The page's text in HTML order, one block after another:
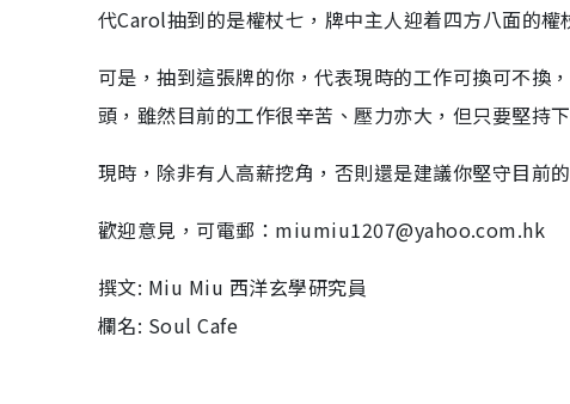
代Carol抽到的是權杖七，牌中主人迎着四方八面的
可是，抽到這張牌的你，代表現時的工作可換可不換
頭，雖然目前的工作很辛苦、壓力亦大，但只要堅持
現時，除非有人高薪挖角，否則還是建議你堅守目前
歡迎意見，可電郵：miumiu1207@yahoo.com.hk
撰文: Miu Miu 西洋玄學研究員
欄名: Soul Cafe